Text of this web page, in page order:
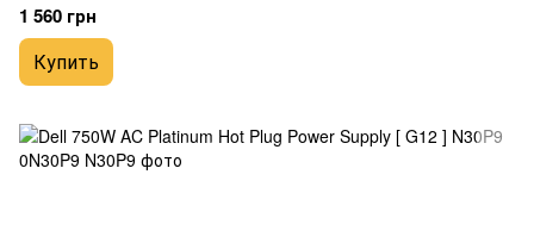
1 560 грн
Купить